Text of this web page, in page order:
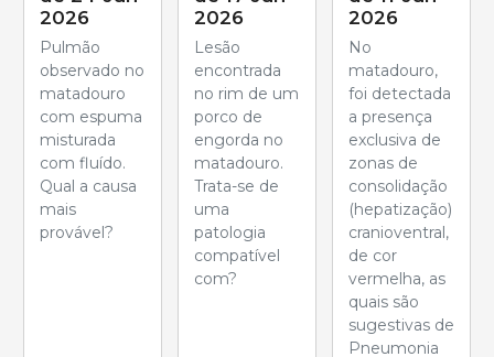
2026
Pulmão
observado no
matadouro
com espuma
misturada
com fluído.
Qual a causa
mais
provável?
2026
Lesão
encontrada
no rim de um
porco de
engorda no
matadouro.
Trata-se de
uma
patologia
compatível
com?
2026
No
matadouro,
foi detectada
a presença
exclusiva de
zonas de
consolidação
(hepatização)
cranioventral,
de cor
vermelha, as
quais são
sugestivas de
Pneumonia